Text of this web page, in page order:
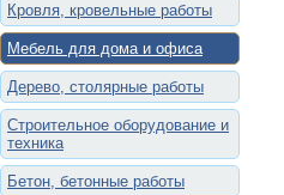
Кровля, кровельные работы
Мебель для дома и офиса
Дерево, столярные работы
Строительное оборудование и
техника
Бетон, бетонные работы